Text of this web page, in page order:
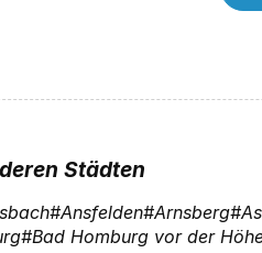
Städten
Ansfelden Arnsberg
Bad Homburg vor der